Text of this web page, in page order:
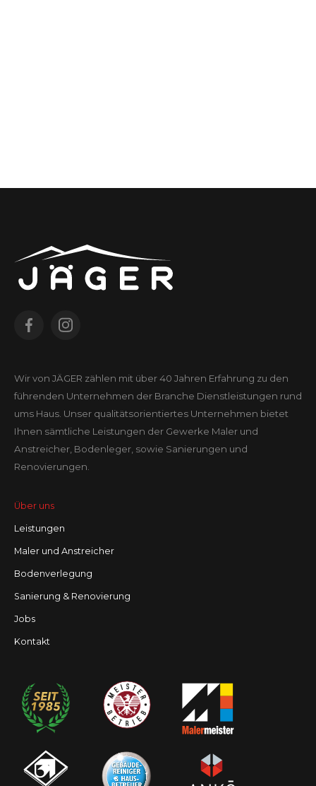
Wir von JÄGER zählen mit über 40 Jahren Erfahrung zu den
führenden Unter­nehmen der Branche Dienst­leistungen rund
ums Haus. Unser qualitäts­orientiertes Unter­nehmen bietet
Ihnen sämtliche Leistungen der Gewerke Maler und
Anstreicher, Bodenleger, sowie Sanierungen und
Renovierungen.
Über uns
Leistungen
Maler und Anstreicher
Bodenverlegung
Sanierung & Renovierung
Jobs
Kontakt